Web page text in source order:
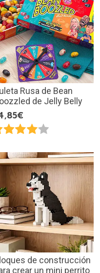
Rusa de Bean
de Jelly Belly
de construcción
crear un mini perrito